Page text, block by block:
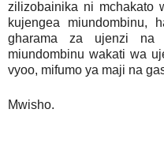
zilizobainika ni mchakato
kujengea miundombinu,
gharama za ujenzi na
miundombinu wakati wa
vyoo, mifumo ya maji na
Mwisho.